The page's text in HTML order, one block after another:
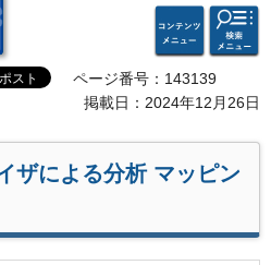
コンテ
ンツメ
ニュー
検索・
共通メ
ニュー
ページ番号：143139
掲載日：2024年12月26日
ザによる分析 マッピン